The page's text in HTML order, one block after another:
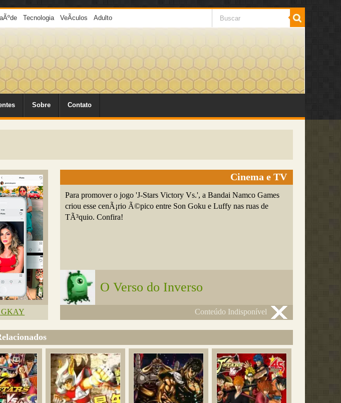
Tecnologia VeÃ­culos Adulto
Sobre Contato
GKAY
Cinema e TV
Para promover o jogo 'J-Stars Victory Vs.', a Bandai Namco Games
criou esse cenÃ¡rio Ã©pico entre Son Goku e Luffy nas ruas de
TÃ³quio. Confira!
O Verso do Inverso
Conteúdo Indisponível